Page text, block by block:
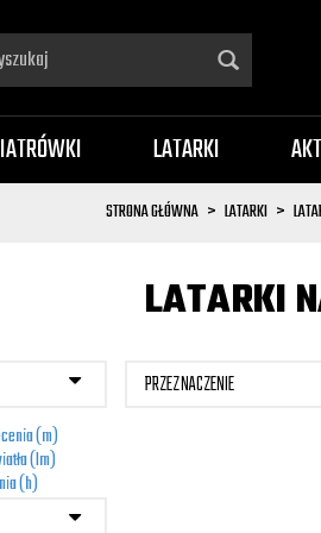
LATARKI
STRONA GŁÓWNA LATARKI
LATARKI
PRZEZNACZENIE
(m)
(lm)
(h)